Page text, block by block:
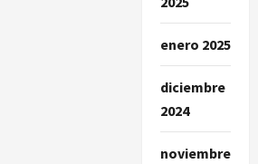
enero 2025
diciembre
2024
noviembre